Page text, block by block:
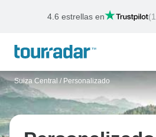
Ofertas de la semana
Suiza Central / Personalizado